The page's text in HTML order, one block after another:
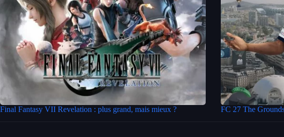
Final Fantasy VII Revelation : plus grand, mais mieux ? FC 27 The